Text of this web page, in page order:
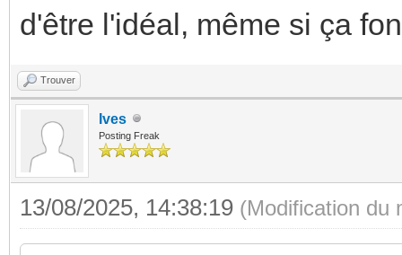
d'être l'idéal, même si ça
Trouver
Ives
Posting Freak
13/08/2025, 14:38:19 (Modification du